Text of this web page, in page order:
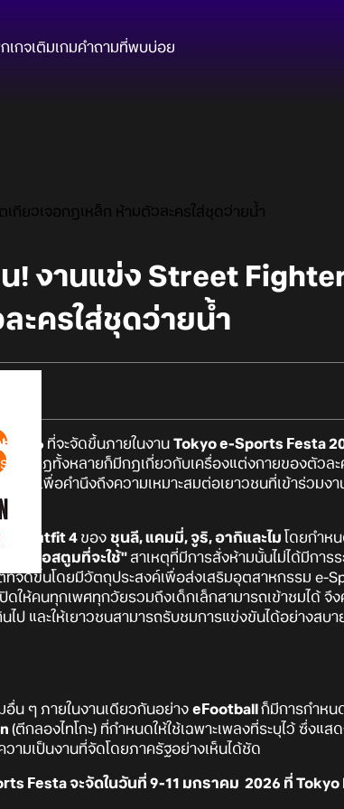
เกจเติมเกมคำถามที่พบบ่อย
เกียวเจอกฎเหล็ก ห้ามตัวละครใส่ชุดว่ายน้ำ
น! งานแข่ง Street
ะครใส่ชุดว่ายน้ำ
6 ที่จะจัดขึ้นภายในงาน Tokyo e-Sports Festa
รรดากฎทั้งหลายก็มีกฎเกี่ยวกับเครื่องแต่งกายของตัวล
ดว่าเพื่อคำนึงถึงความเหมาะสมต่อเยาวชนที่เข้าร่วมงา
อ Outfit 4 ของ ชุนลี, แคมมี่, จูริ, อากิและไม โดยกำห
และคอสตูมที่จะใช้" สาเหตุที่มีการสั่งห้ามนั้นไม่ได้มีการ
ที่จัดขึ้นโดยมีวัตถุประสงค์เพื่อส่งเสริมอุตสาหกรรม e-
ดให้คนทุกเพศทุกวัยรวมถึงเด็กเล็กสามารถเข้าชมได้
ไป และให้เยาวชนสามารถรับชมการแข่งขันได้อย่างสบา
อื่น ๆ ภายในงานเดียวกันอย่าง eFootball ก็มีการกำหน
(ตีกลองไทโกะ) ที่กำหนดให้ใช้เฉพาะเพลงที่ระบุไว้ ซึ่ง
วามเป็นงานที่จัดโดยภาครัฐอย่างเห็นได้ชัด
Festaจะจัดในวันที่ 9-11 มกราคม 2026 ที่ Tokyo